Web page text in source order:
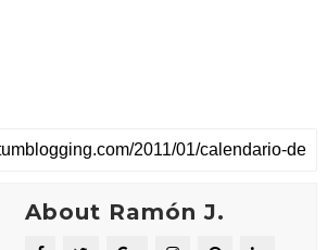
About Ramón J.